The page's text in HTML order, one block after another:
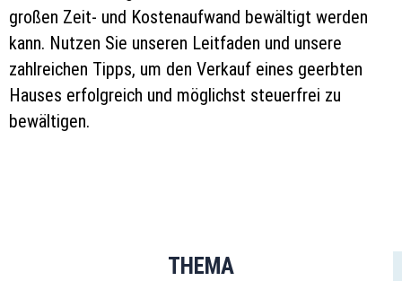
großen Zeit- und Kostenaufwand bewältigt werden
kann. Nutzen Sie unseren Leitfaden und unsere
zahlreichen Tipps, um den Verkauf eines geerbten
Hauses erfolgreich und möglichst steuerfrei zu
bewältigen.
THEMA